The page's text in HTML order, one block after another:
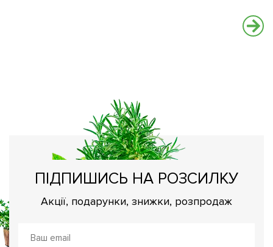
ПІДПИШИСЬ НА РОЗСИЛКУ
Акції, подарунки, знижки, розпродаж